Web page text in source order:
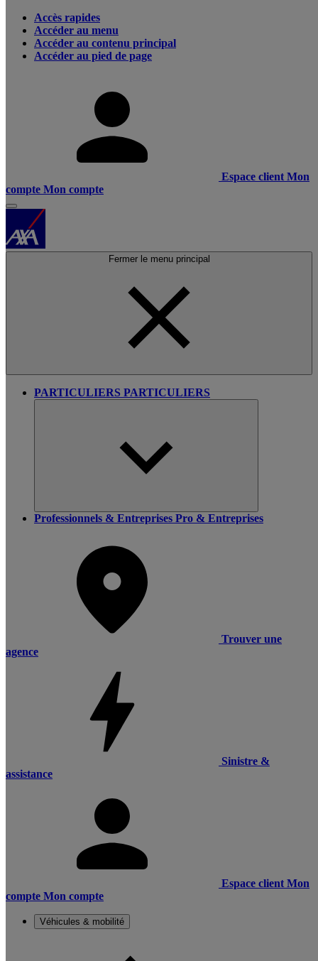
Accès rapides
Accéder au menu
Accéder au contenu principal
Accéder au pied de page
Espace client Mon
compte Mon compte
Fermer le menu principal
PARTICULIERS PARTICULIERS
Professionnels & Entreprises Pro & Entreprises
Trouver une
agence
Sinistre &
assistance
Espace client Mon
compte Mon compte
Véhicules & mobilité